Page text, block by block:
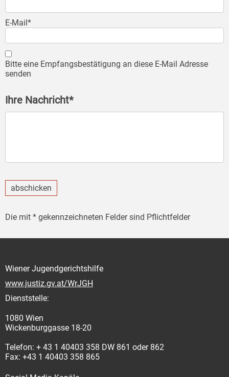
E-Mail*
Bitte eine Empfangsbestätigung an diese E-Mail Adresse
senden
Ihre Nachricht*
abschicken
Die mit * gekennzeichneten Felder sind Pflichtfelder
Wiener Jugendgerichtshilfe
www.justiz.gv.at/WrJGH
Dienststelle:
1080 Wien
Wickenburggasse 18-20
Telefon: + 43 1 40403 358 DW 861 oder 862
Fax: +43 1 40403 358 865